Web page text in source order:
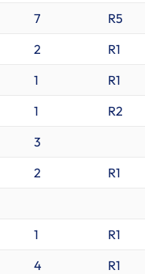
7 R5
2 R1
1 R1
1 R2
3
2 R1
1 R1
4 R1